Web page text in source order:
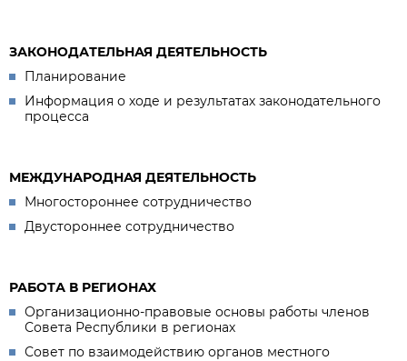
ЗАКОНОДАТЕЛЬНАЯ ДЕЯТЕЛЬНОСТЬ
Планирование
Информация о ходе и результатах законодательного
процесса
МЕЖДУНАРОДНАЯ ДЕЯТЕЛЬНОСТЬ
Многостороннее сотрудничество
Двустороннее сотрудничество
РАБОТА В РЕГИОНАХ
Организационно-правовые основы работы членов
Совета Республики в регионах
Совет по взаимодействию органов местного